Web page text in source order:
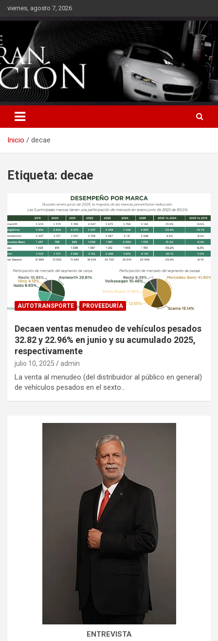
Saltarviernes, agosto 7, 2026
Inicio decae
Etiqueta: decae
AUTOTRANSPORTE PROVEEDURÍA
Decaen ventas menudeo de vehículos pesados
32.82 y 22.96% en junio y su acumulado 2025,
respectivamente
julio 10, 2025 admin
La venta al menudeo (del distribuidor al público en general)
de vehículos pesados en el sexto…
ENTREVISTA